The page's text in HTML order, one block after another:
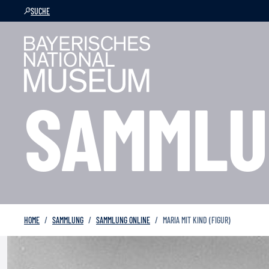
SUCHE
HOME SAMMLUNG SAMMLUNG ONLINE MARIA MIT KIND (FIGUR)